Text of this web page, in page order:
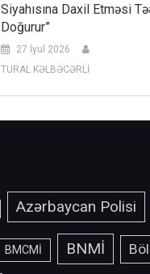
Siyahısına Daxil Etməsi
Doğurur”
27 İyul 2026
TURAL KƏLBƏCƏRLİ
Azərbaycan Polisi
BMCMİ BNMİ